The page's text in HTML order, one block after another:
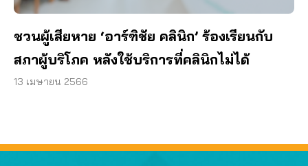
ชวนผู้เสียหาย ‘อาร์ฑิชัย คลินิก’ ร้องเรียนกับ
สภาผู้บริโภค หลังใช้บริการที่คลินิกไม่ได้
13 เมษายน 2566